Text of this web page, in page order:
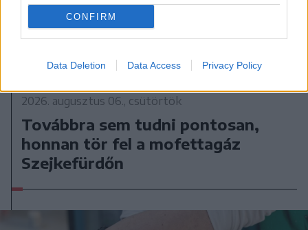
CONFIRM
Data Deletion Data Access Privacy Policy
2026. augusztus 06., csütörtök
Továbbra sem tudni pontosan,
honnan tör fel a mofettagáz
Szejkefürdőn